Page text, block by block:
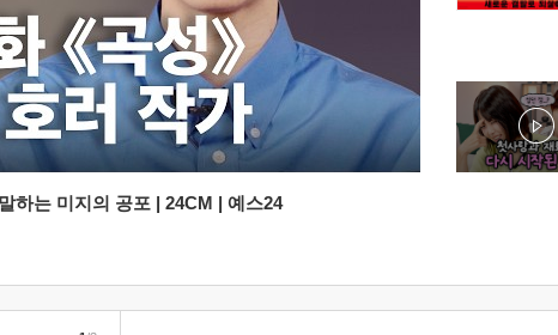
하는 미지의 공포 | 24CM | 예스24